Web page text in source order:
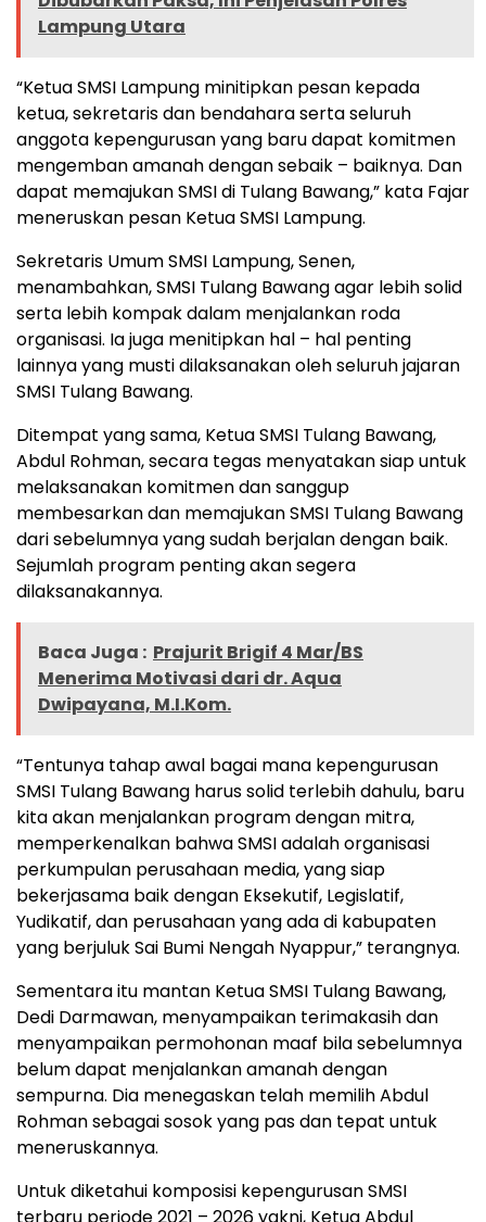
Lampung Utara
“Ketua SMSI Lampung minitipkan pesan kepada
ketua, sekretaris dan bendahara serta seluruh
anggota kepengurusan yang baru dapat komitmen
mengemban amanah dengan sebaik – baiknya. Dan
dapat memajukan SMSI di Tulang Bawang,” kata Fajar
meneruskan pesan Ketua SMSI Lampung.
Sekretaris Umum SMSI Lampung, Senen,
menambahkan, SMSI Tulang Bawang agar lebih solid
serta lebih kompak dalam menjalankan roda
organisasi. Ia juga menitipkan hal – hal penting
lainnya yang musti dilaksanakan oleh seluruh jajaran
SMSI Tulang Bawang.
Ditempat yang sama, Ketua SMSI Tulang Bawang,
Abdul Rohman, secara tegas menyatakan siap untuk
melaksanakan komitmen dan sanggup
membesarkan dan memajukan SMSI Tulang Bawang
dari sebelumnya yang sudah berjalan dengan baik.
Sejumlah program penting akan segera
dilaksanakannya.
Baca Juga : Prajurit Brigif 4 Mar/BS
Menerima Motivasi dari dr. Aqua
Dwipayana, M.I.Kom.
“Tentunya tahap awal bagai mana kepengurusan
SMSI Tulang Bawang harus solid terlebih dahulu, baru
kita akan menjalankan program dengan mitra,
memperkenalkan bahwa SMSI adalah organisasi
perkumpulan perusahaan media, yang siap
bekerjasama baik dengan Eksekutif, Legislatif,
Yudikatif, dan perusahaan yang ada di kabupaten
yang berjuluk Sai Bumi Nengah Nyappur,” terangnya.
Sementara itu mantan Ketua SMSI Tulang Bawang,
Dedi Darmawan, menyampaikan terimakasih dan
menyampaikan permohonan maaf bila sebelumnya
belum dapat menjalankan amanah dengan
sempurna. Dia menegaskan telah memilih Abdul
Rohman sebagai sosok yang pas dan tepat untuk
meneruskannya.
Untuk diketahui komposisi kepengurusan SMSI